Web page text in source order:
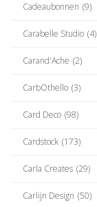
Cadeaubonnen (9)
Carabelle Studio (4)
Carand'Ache (2)
CarbOthello (3)
Card Deco (98)
Cardstock (173)
Carla Creates (29)
Carlijn Design (50)